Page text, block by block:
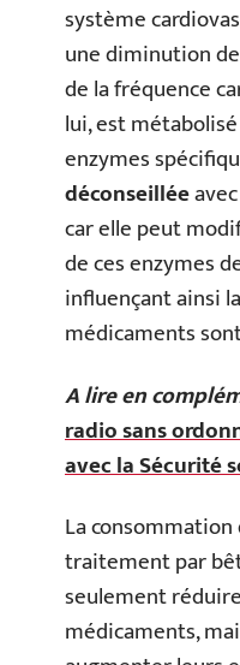
système
une diminution
de la fréquence
lui, est
enzymes
déconseillée
car elle peut
de ces enzymes
influençant ainsi
médicaments
A lire en
radio sans
avec la Sécurité
La consommation
traitement par
seulement
médicaments,